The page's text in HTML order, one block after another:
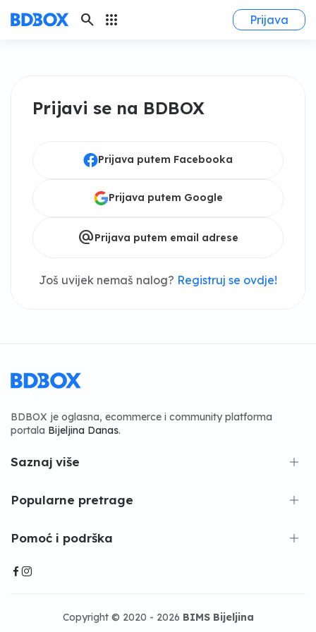
search apps Prijava
Prijavi se na BDBOX
Prijava putem Facebooka
Prijava putem Google
alternate_emailPrijava putem email adrese
Još uvijek nemaš nalog? Registruj se ovdje!
BDBOX je oglasna, ecommerce i community platforma
portala Bijeljina Danas.
Saznaj više
Popularne pretrage
Pomoć i podrška
Copyright © 2020 - 2026 BIMS Bijeljina